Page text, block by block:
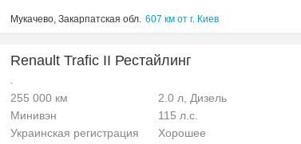
Мукачево, Закарпатская обл. 607 км от г. Киев
Renault Trafic II Рестайлинг
.
255 000 км 2.0 л, Дизель
Минивэн
115 л.с.
Украинская регистрация
Хорошее